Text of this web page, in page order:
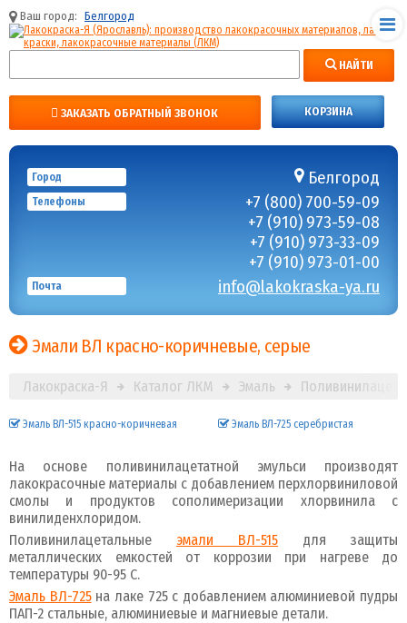
Ваш город: Белгород
НАЙТИ
ЗАКАЗАТЬ ОБРАТНЫЙ ЗВОНОК КОРЗИНА
Город Белгород
Телефоны
+7 (800) 700-59-09
+7 (910) 973-59-08
+7 (910) 973-33-09
+7 (910) 973-01-00
Почта info@lakokraska-ya.ru
Эмали ВЛ красно-коричневые, серые
Лакокраска-Я Каталог ЛКМ Эмаль
Эмаль ВЛ-515 красно-коричневая Эмаль ВЛ-725 серебристая
На основе поливинилацетатной эмульси производят
лакокрасочные материалы с добавлением перхлорвиниловой
смолы и продуктов сополимеризации хлорвинила с
винилиденхлоридом.
Поливинилацетальные эмали ВЛ-515 для защиты
металлических емкостей от коррозии при нагреве до
температуры 90-95 С.
Эмаль ВЛ-725на лаке 725 с добавлением алюминиевой пудры
ПАП-2 стальные, алюминиевые и магниевые детали.